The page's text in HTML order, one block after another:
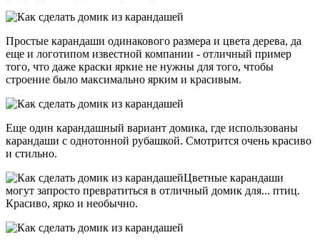
Простые карандаши одинакового размера и цвета дерева, да
еще и логотипом известной компании - отличный пример
того, что даже краски яркие не нужны для того, чтобы
строение было максимально ярким и красивым.
Еще один карандашный вариант домика, где использованы
карандаши с однотонной рубашкой. Смотрится очень красиво
и стильно.
Цветные карандаши
могут запросто превратиться в отличный домик для... птиц.
Красиво, ярко и необычно.